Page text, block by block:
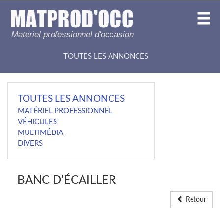
Matériel professionnel d'occasion
TOUTES LES ANNONCES
TOUTES LES ANNONCES
MATÉRIEL PROFESSIONNEL
VÉHICULES
MULTIMÉDIA
DIVERS
BANC D'ÉCAILLER
Retour